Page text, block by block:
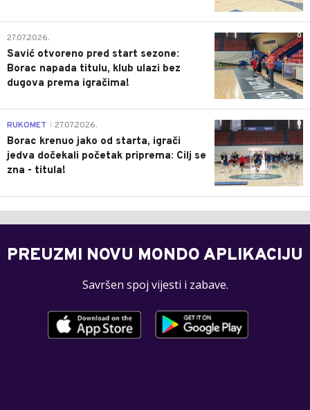
0
27.07.2026.
Savić otvoreno pred start sezone:
Borac napada titulu, klub ulazi bez
dugova prema igračima!
0
RUKOMET 27.07.2026.
Borac krenuo jako od starta, igrači
jedva dočekali početak priprema: Cilj se
zna - titula!
PREUZMI NOVU MONDO APLIKACIJU
Savršen spoj vijesti i zabave.